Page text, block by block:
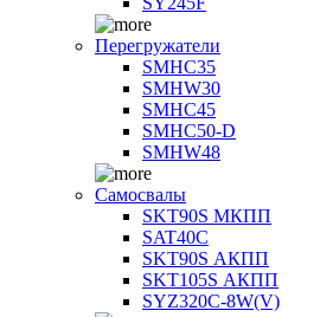
Перегружатели
SMHC35
SMHW30
SMHC45
SMHC50-D
SMHW48
Самосвалы
SKT90S МКПП
SAT40C
SKT90S АКПП
SKT105S АКПП
SYZ320C-8W(V)